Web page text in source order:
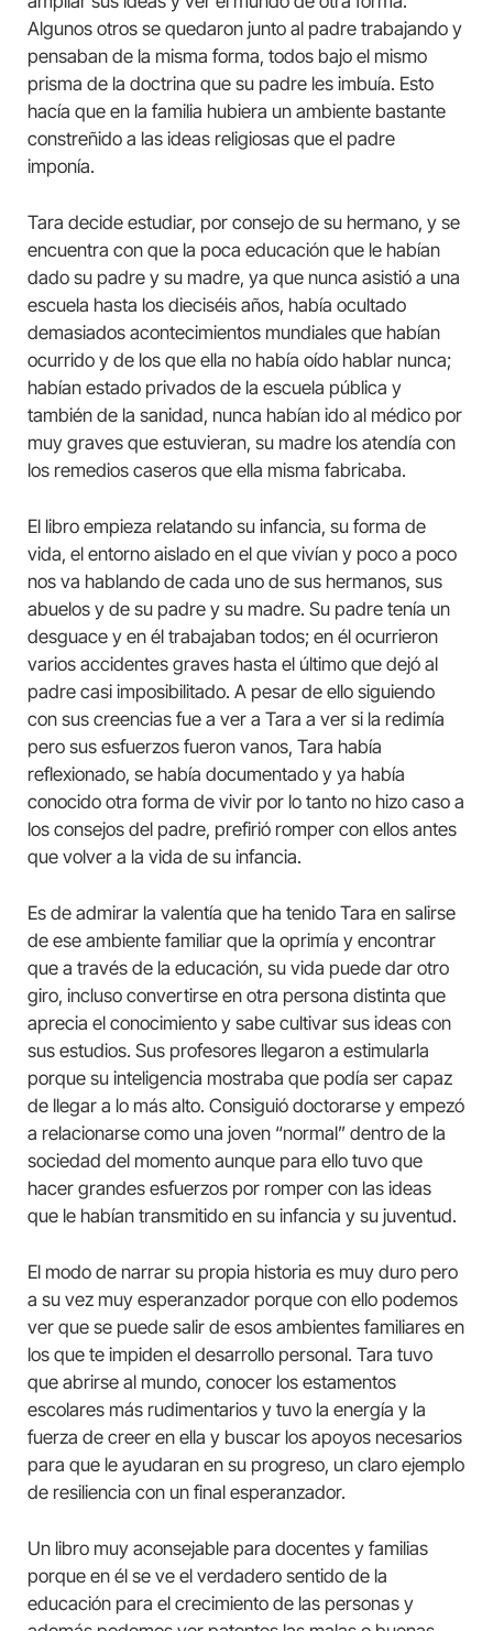
Algunos otros se quedaron junto al padre trabajando y
pensaban de la misma forma, todos bajo el mismo
prisma de la doctrina que su padre les imbuía. Esto
hacía que en la familia hubiera un ambiente bastante
constreñido a las ideas religiosas que el padre
imponía.
Tara decide estudiar, por consejo de su hermano, y se
encuentra con que la poca educación que le habían
dado su padre y su madre, ya que nunca asistió a una
escuela hasta los dieciséis años, había ocultado
demasiados acontecimientos mundiales que habían
ocurrido y de los que ella no había oído hablar nunca;
habían estado privados de la escuela pública y
también de la sanidad, nunca habían ido al médico por
muy graves que estuvieran, su madre los atendía con
los remedios caseros que ella misma fabricaba.
El libro empieza relatando su infancia, su forma de
vida, el entorno aislado en el que vivían y poco a poco
nos va hablando de cada uno de sus hermanos, sus
abuelos y de su padre y su madre. Su padre tenía un
desguace y en él trabajaban todos; en él ocurrieron
varios accidentes graves hasta el último que dejó al
padre casi imposibilitado. A pesar de ello siguiendo
con sus creencias fue a ver a Tara a ver si la redimía
pero sus esfuerzos fueron vanos, Tara había
reflexionado, se había documentado y ya había
conocido otra forma de vivir por lo tanto no hizo caso a
los consejos del padre, prefirió romper con ellos antes
que volver a la vida de su infancia.
Es de admirar la valentía que ha tenido Tara en salirse
de ese ambiente familiar que la oprimía y encontrar
que a través de la educación, su vida puede dar otro
giro, incluso convertirse en otra persona distinta que
aprecia el conocimiento y sabe cultivar sus ideas con
sus estudios. Sus profesores llegaron a estimularla
porque su inteligencia mostraba que podía ser capaz
de llegar a lo más alto. Consiguió doctorarse y empezó
a relacionarse como una joven “normal” dentro de la
sociedad del momento aunque para ello tuvo que
hacer grandes esfuerzos por romper con las ideas
que le habían transmitido en su infancia y su juventud.
El modo de narrar su propia historia es muy duro pero
a su vez muy esperanzador porque con ello podemos
ver que se puede salir de esos ambientes familiares en
los que te impiden el desarrollo personal. Tara tuvo
que abrirse al mundo, conocer los estamentos
escolares más rudimentarios y tuvo la energía y la
fuerza de creer en ella y buscar los apoyos necesarios
para que le ayudaran en su progreso, un claro ejemplo
de resiliencia con un final esperanzador.
Un libro muy aconsejable para docentes y familias
porque en él se ve el verdadero sentido de la
educación para el crecimiento de las personas y